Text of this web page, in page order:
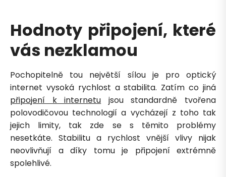
Hodnoty připojení, které
vás nezklamou
Pochopitelně tou největší sílou je pro optický
internet vysoká rychlost a stabilita. Zatím co jiná
připojení k internetu jsou standardně tvořena
polovodičovou technologií a vycházejí z toho tak
jejich limity, tak zde se s těmito problémy
nesetkáte. Stabilitu a rychlost vnější vlivy nijak
neovlivňují a díky tomu je připojení extrémně
spolehlivé.